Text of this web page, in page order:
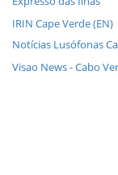
IRIN Cape Verde (EN)
Notícias Lusófonas
Visao News - Cabo